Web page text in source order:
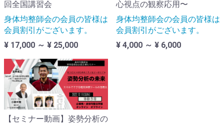
回全国講習会
身体均整師会の会員の皆様は
会員割引がございます。
¥ 17,000 ～ ¥ 25,000
心視点の観察応用〜
身体均整師会の会員の皆様は
会員割引がございます。
¥ 4,000 ～ ¥ 6,000
【セミナー動画】姿勢分析の